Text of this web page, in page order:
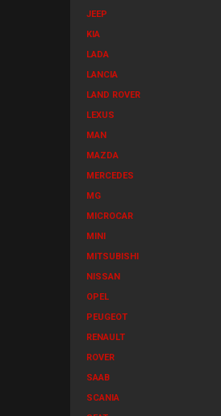
JEEP
KIA
LADA
LANCIA
LAND ROVER
LEXUS
MAN
MAZDA
MERCEDES
MG
MICROCAR
MINI
MITSUBISHI
NISSAN
OPEL
PEUGEOT
RENAULT
ROVER
SAAB
SCANIA